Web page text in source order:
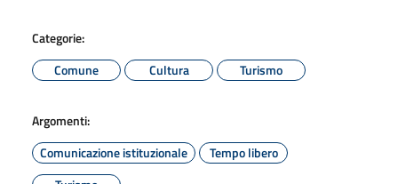
Categorie:
Comune
Cultura Turismo
Argomenti:
Comunicazione istituzionale
Tempo libero